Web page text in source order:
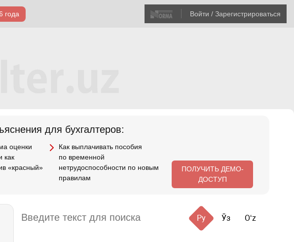
года Войти / Зарегистрироваться
для бухгалтеров:
оценки
как
«красный»
Как выплачивать пособия
по временной
нетрудоспособности по новым
правилам
ПОЛУЧИТЬ ДЕМО-
ДОСТУП
Ру Ўз Oʻz